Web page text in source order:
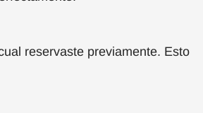
reservaste previamente. Esto